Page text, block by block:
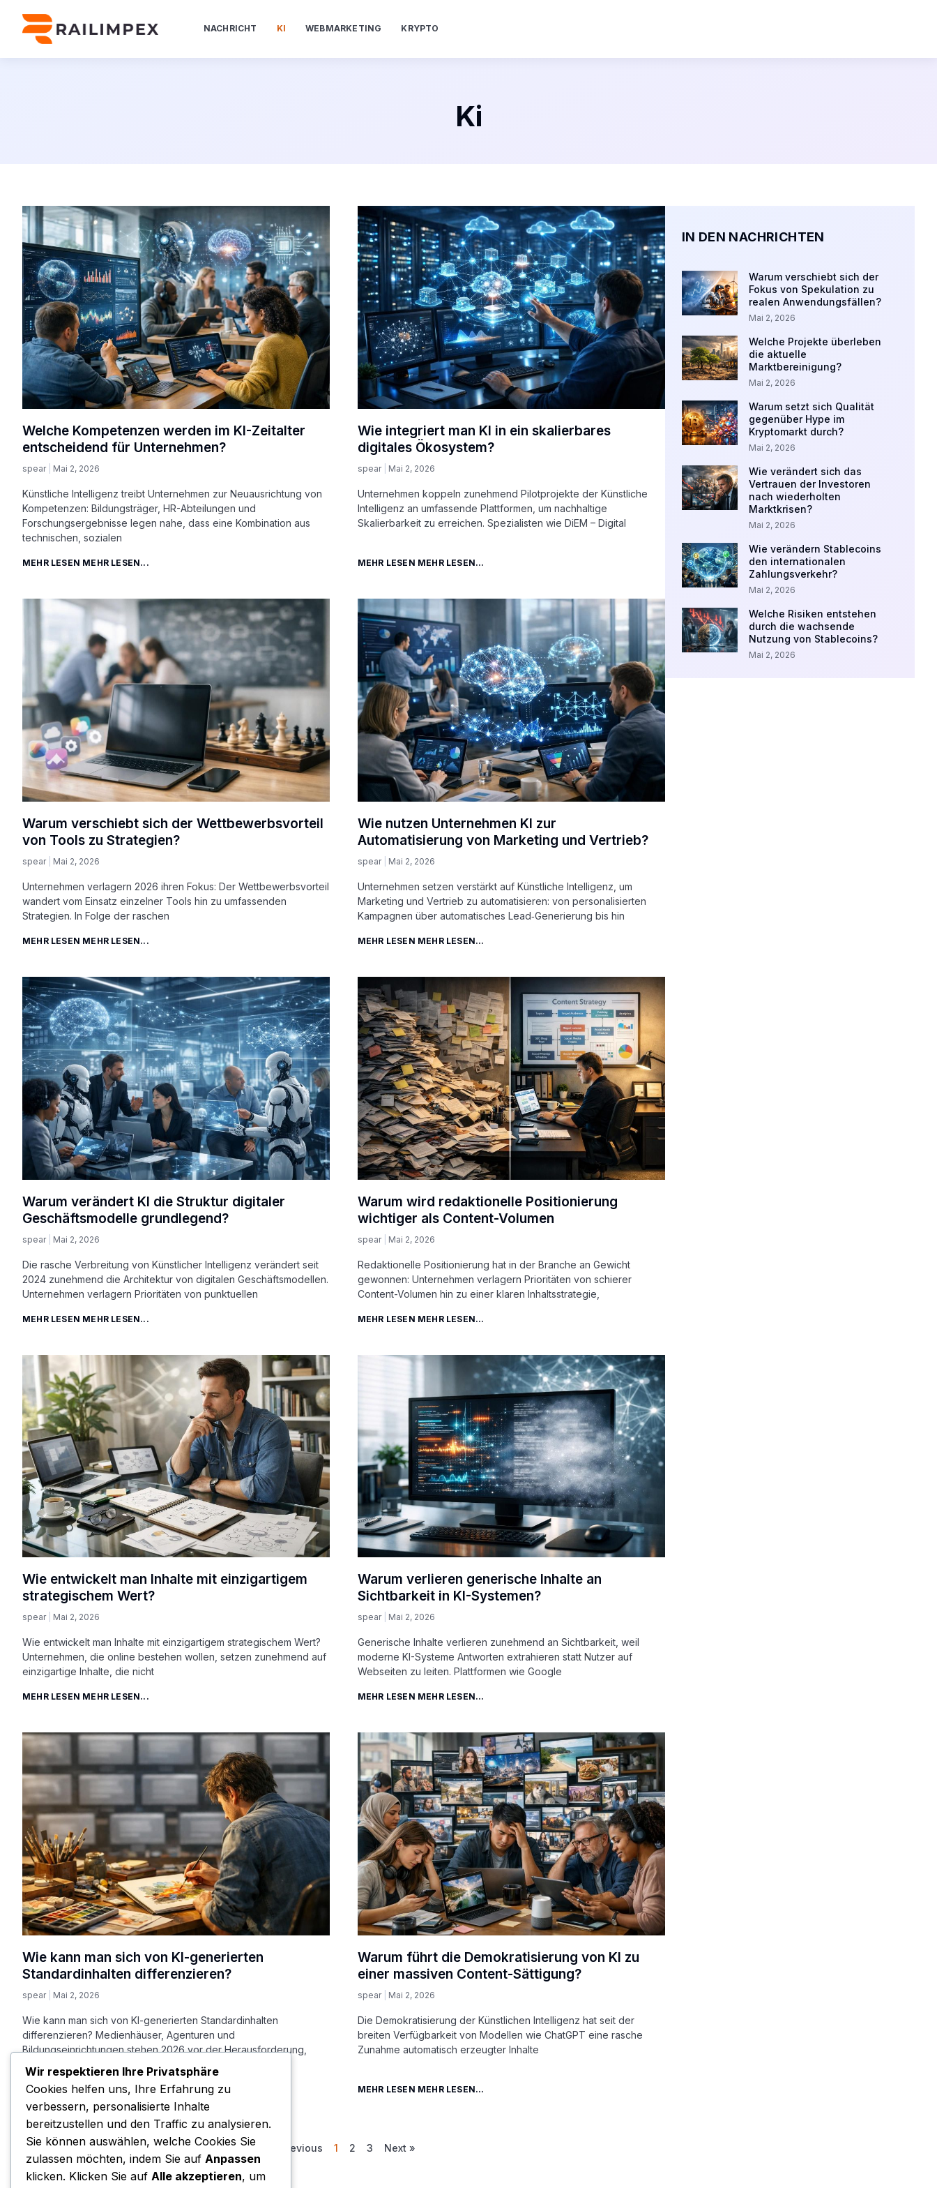
NACHRICHT KI WEBMARKETING KRYPTO
Ki
Welche Kompetenzen werden im KI-Zeitalter
entscheidend für Unternehmen?
spear Mai 2, 2026
Künstliche Intelligenz treibt Unternehmen zur Neuausrichtung von
Kompetenzen: Bildungsträger, HR-Abteilungen und
Forschungsergebnisse legen nahe, dass eine Kombination aus
technischen, sozialen
MEHR LESEN MEHR LESEN...
Wie integriert man KI in ein skalierbares
digitales Ökosystem?
spear Mai 2, 2026
Unternehmen koppeln zunehmend Pilotprojekte der Künstliche
Intelligenz an umfassende Plattformen, um nachhaltige
Skalierbarkeit zu erreichen. Spezialisten wie DiEM – Digital
MEHR LESEN MEHR LESEN...
Warum verschiebt sich der Wettbewerbsvorteil
von Tools zu Strategien?
spear Mai 2, 2026
Unternehmen verlagern 2026 ihren Fokus: Der Wettbewerbsvorteil
wandert vom Einsatz einzelner Tools hin zu umfassenden
Strategien. In Folge der raschen
MEHR LESEN MEHR LESEN...
Wie nutzen Unternehmen KI zur
Automatisierung von Marketing und Vertrieb?
spear Mai 2, 2026
Unternehmen setzen verstärkt auf Künstliche Intelligenz, um
Marketing und Vertrieb zu automatisieren: von personalisierten
Kampagnen über automatisches Lead‑Generierung bis hin
MEHR LESEN MEHR LESEN...
Warum verändert KI die Struktur digitaler
Geschäftsmodelle grundlegend?
spear Mai 2, 2026
Die rasche Verbreitung von Künstlicher Intelligenz verändert seit
2024 zunehmend die Architektur von digitalen Geschäftsmodellen.
Unternehmen verlagern Prioritäten von punktuellen
MEHR LESEN MEHR LESEN...
Warum wird redaktionelle Positionierung
wichtiger als Content-Volumen
spear Mai 2, 2026
Redaktionelle Positionierung hat in der Branche an Gewicht
gewonnen: Unternehmen verlagern Prioritäten von schierer
Content-Volumen hin zu einer klaren Inhaltsstrategie,
MEHR LESEN MEHR LESEN...
Wie entwickelt man Inhalte mit einzigartigem
strategischem Wert?
spear Mai 2, 2026
Wie entwickelt man Inhalte mit einzigartigem strategischem Wert?
Unternehmen, die online bestehen wollen, setzen zunehmend auf
einzigartige Inhalte, die nicht
MEHR LESEN MEHR LESEN...
Warum verlieren generische Inhalte an
Sichtbarkeit in KI-Systemen?
spear Mai 2, 2026
Generische Inhalte verlieren zunehmend an Sichtbarkeit, weil
moderne KI-Systeme Antworten extrahieren statt Nutzer auf
Webseiten zu leiten. Plattformen wie Google
MEHR LESEN MEHR LESEN...
Wie kann man sich von KI-generierten
Standardinhalten differenzieren?
spear Mai 2, 2026
Wie kann man sich von KI-generierten Standardinhalten
differenzieren? Medienhäuser, Agenturen und
Bildungseinrichtungen stehen 2026 vor der Herausforderung,
hochwertige Inhalte gegenüber
MEHR LESEN MEHR LESEN...
Warum führt die Demokratisierung von KI zu
einer massiven Content-Sättigung?
spear Mai 2, 2026
Die Demokratisierung der Künstlichen Intelligenz hat seit der
breiten Verfügbarkeit von Modellen wie ChatGPT eine rasche
Zunahme automatisch erzeugter Inhalte
MEHR LESEN MEHR LESEN...
« Previous 1 2 3 Next »
IN DEN NACHRICHTEN
Warum verschiebt sich der
Fokus von Spekulation zu
realen Anwendungsfällen?
Mai 2, 2026
Welche Projekte überleben
die aktuelle
Marktbereinigung?
Mai 2, 2026
Warum setzt sich Qualität
gegenüber Hype im
Kryptomarkt durch?
Mai 2, 2026
Wie verändert sich das
Vertrauen der Investoren
nach wiederholten
Marktkrisen?
Mai 2, 2026
Wie verändern Stablecoins
den internationalen
Zahlungsverkehr?
Mai 2, 2026
Welche Risiken entstehen
durch die wachsende
Nutzung von Stablecoins?
Mai 2, 2026
Wir respektieren Ihre Privatsphäre
Cookies helfen uns, Ihre Erfahrung zu
verbessern, personalisierte Inhalte
bereitzustellen und den Traffic zu analysieren.
Sie können auswählen, welche Cookies Sie
zulassen möchten, indem Sie auf Anpassen
klicken. Klicken Sie auf Alle akzeptieren, um